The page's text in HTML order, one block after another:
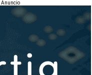
Anuncio